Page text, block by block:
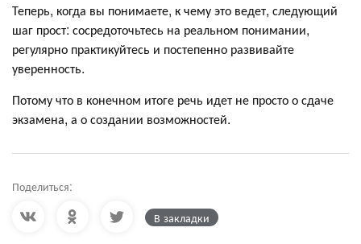
Теперь, когда вы понимаете, к чему это ведет, следующий
шаг прост: сосредоточьтесь на реальном понимании,
регулярно практикуйтесь и постепенно развивайте
уверенность.
Потому что в конечном итоге речь идет не просто о сдаче
экзамена, а о создании возможностей.
Поделиться:
В закладки